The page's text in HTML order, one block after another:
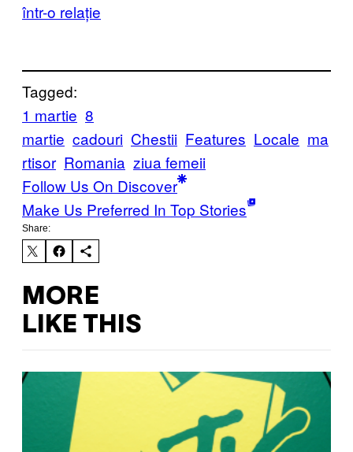
într-o relație
Tagged:
1 martie 8
martie cadouri Chestii Features Locale ma
rtisor Romania ziua femeii
Follow Us On Discover
Make Us Preferred In Top Stories
Share:
MORE
LIKE THIS